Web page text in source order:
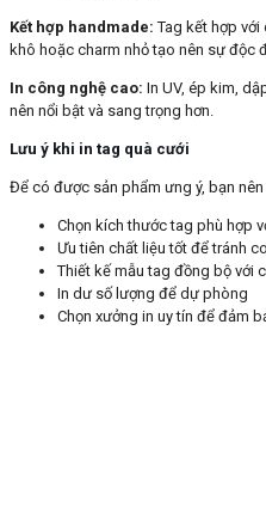
Kết hợp handmade:Tag kết hợp với
khô hoặc charm nhỏ tạo nên sự độc
In công nghệ cao: In UV, ép kim,
nên nổi bật và sang trọng hơn.
Lưu ý khi in tag quà cưới
Để có được sản phẩm ưng ý, bạn nên
Chọn kích thước tag phù hợp
Ưu tiên chất liệu tốt để tránh
Thiết kế mẫu tag đồng bộ với
In dư số lượng để dự phòng
Chọn xưởng in uy tín để đảm